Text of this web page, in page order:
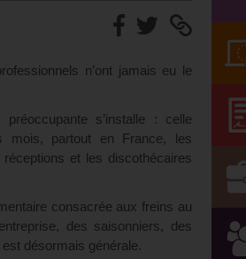
n’ont jamais eu le
s’installe : celle
mois, partout en France, les
et les discothécaires
consacrée aux freins au
des saisonniers, des
désormais générale.